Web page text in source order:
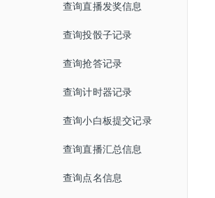
查询直播场次列表
查询账号背景图列表
增加账号背景图片
删除账号背景图片
查询文档预览地址
H5课件批量上传
批量上传在线文档
查询直播发奖信息
查询投骰子记录
查询抢答记录
查询计时器记录
查询小白板提交记录
查询直播汇总信息
查询点名信息